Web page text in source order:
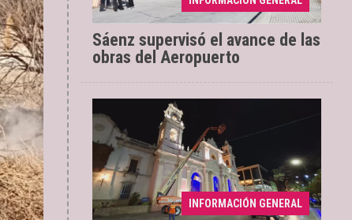
Sáenz supervisó el avance de las
obras del Aeropuerto
un 70% de avance
INFORMACIÓN GENERAL
04/08/2026 Se ejecuta una
intervención con tecnología LED